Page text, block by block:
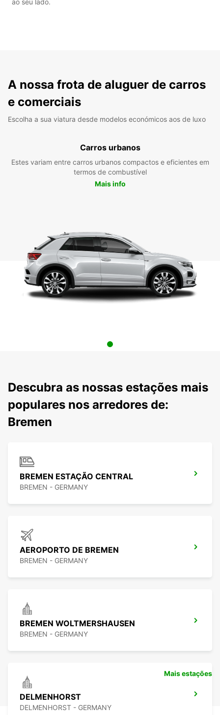
ao seu lado.
A nossa frota de aluguer de carros
e comerciais
Escolha a sua viatura desde modelos económicos aos de luxo
Carros urbanos
Estes variam entre carros urbanos compactos e eficientes em
termos de combustível
Mais info
Descubra as nossas estações mais
populares nos arredores de:
Bremen
BREMEN ESTAÇÃO CENTRAL
BREMEN - GERMANY
AEROPORTO DE BREMEN
BREMEN - GERMANY
BREMEN WOLTMERSHAUSEN
BREMEN - GERMANY
DELMENHORST
DELMENHORST - GERMANY
Mais estações